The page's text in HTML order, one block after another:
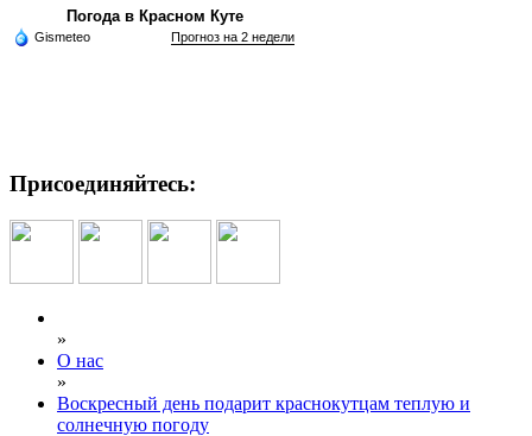
Погода в Красном Куте
Gismeteo Прогноз на 2 недели
Присоединяйтесь:
»
О нас
»
Воскресный день подарит краснокутцам теплую и
солнечную погоду